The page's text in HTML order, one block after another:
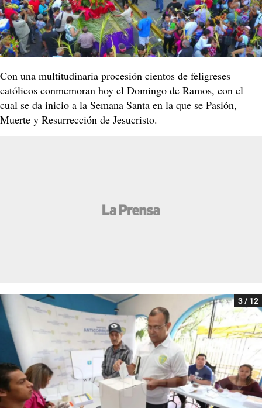
Con una multitudinaria procesión cientos de feligreses
católicos conmemoran hoy el Domingo de Ramos, con el
cual se da inicio a la Semana Santa en la que se Pasión,
Muerte y Resurrección de Jesucristo.
3 / 12